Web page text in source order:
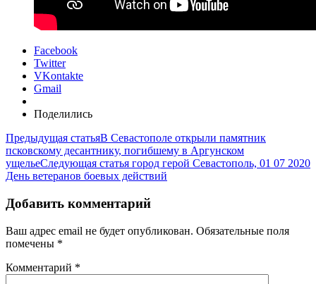
Facebook
Twitter
VKontakte
Gmail
Поделились
Предыдущая статьяВ Севастополе открыли памятник
псковскому десантнику, погибшему в Аргунском
ущельеСледующая статья город герой Севастополь, 01 07 2020
День ветеранов боевых действий
Добавить комментарий
Ваш адрес email не будет опубликован. Обязательные поля
помечены *
Комментарий *